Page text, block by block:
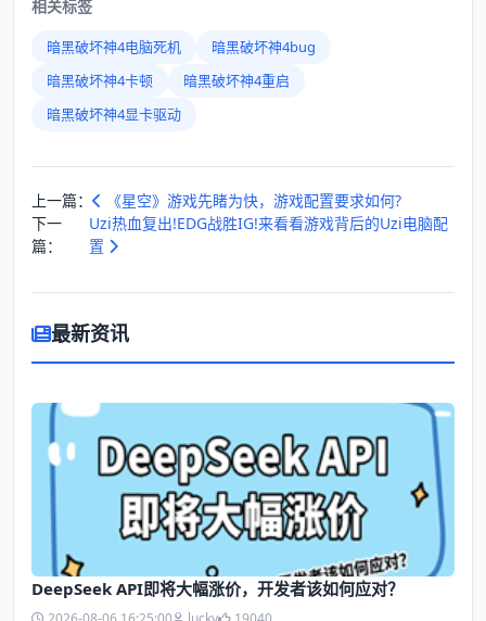
相关标签
暗黑破坏神4电脑死机
暗黑破坏神4bug
暗黑破坏神4卡顿
暗黑破坏神4重启
暗黑破坏神4显卡驱动
上一篇：
《星空》游戏先睹为快，游戏配置要求如何?
下一
篇：
Uzi热血复出!EDG战胜IG!来看看游戏背后的Uzi电脑配
置
最新资讯
DeepSeek API即将大幅涨价，开发者该如何应对？